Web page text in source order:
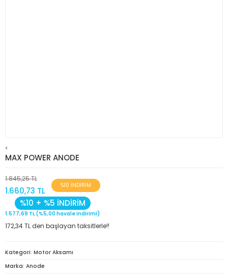
<
MAX POWER ANODE
1.845,25 TL
1.660,73 TL
%10 İNDİRİM
%10 + %5 İNDİRİM
1.577,69 TL (%5,00 havale indirimi)
172,34 TL den başlayan taksitlerle!!
Kategori Motor Aksamı
Marka Anode